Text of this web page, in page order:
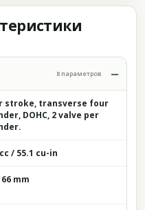
8 параметров
stroke, transverse four
DOHC, 2 valve per
/ 55.1 cu-in
66 mm